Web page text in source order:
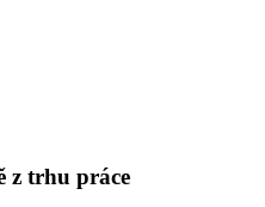
z trhu práce